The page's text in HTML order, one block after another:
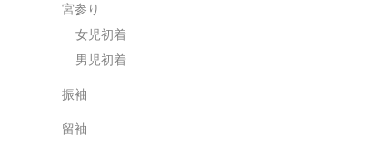
宮参り
女児初着
男児初着
振袖
留袖